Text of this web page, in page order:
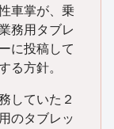
車掌が、乗
務用タブレ
に投稿して
る方針。
していた２
のタブレッ